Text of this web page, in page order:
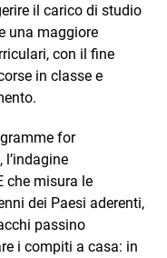
il carico di studio
una maggiore
con il fine
in classe e
for
che misura le
dei Paesi aderenti,
passino
i compiti a casa: in